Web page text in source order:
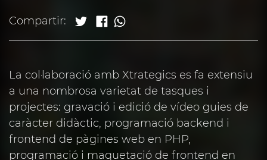
Compartir:
La col·laboració amb Xtrategics es fa extensiu
a una nombrosa varietat de tasques i
projectes: gravació i edició de vídeo guies de
caràcter didàctic, programació backend i
frontend de pàgines web en PHP,
programació i maquetació de frontend en